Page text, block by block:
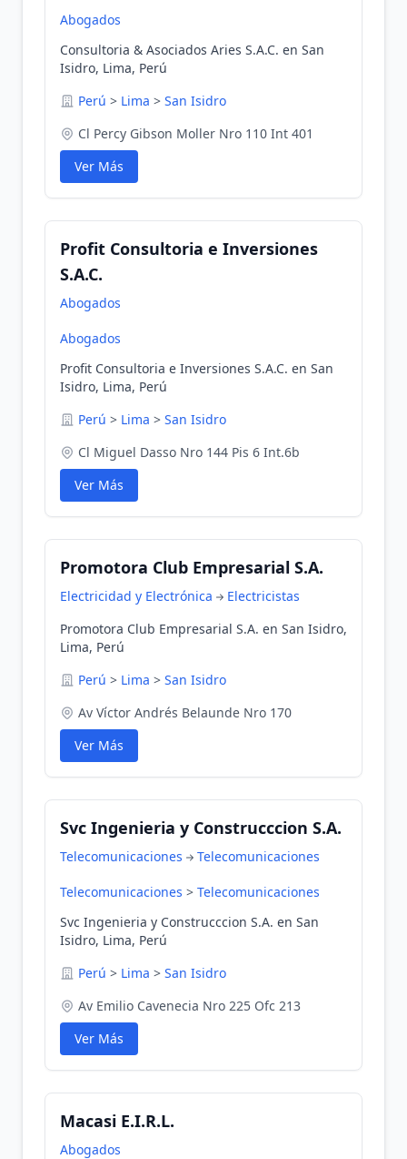
Abogados
Consultoria & Asociados Aries S.A.C. en San
Isidro, Lima, Perú
Perú > Lima > San Isidro
Cl Percy Gibson Moller Nro 110 Int 401
Ver Más
Profit Consultoria e Inversiones
S.A.C.
Abogados
Abogados
Profit Consultoria e Inversiones S.A.C. en San
Isidro, Lima, Perú
Perú > Lima > San Isidro
Cl Miguel Dasso Nro 144 Pis 6 Int.6b
Ver Más
Promotora Club Empresarial S.A.
Electricidad y Electrónica
Electricistas
Promotora Club Empresarial S.A. en San Isidro,
Lima, Perú
Perú > Lima > San Isidro
Av Víctor Andrés Belaunde Nro 170
Ver Más
Svc Ingenieria y Construcccion S.A.
Telecomunicaciones Telecomunicaciones
Telecomunicaciones > Telecomunicaciones
Svc Ingenieria y Construcccion S.A. en San
Isidro, Lima, Perú
Perú > Lima > San Isidro
Av Emilio Cavenecia Nro 225 Ofc 213
Ver Más
Macasi E.I.R.L.
Abogados